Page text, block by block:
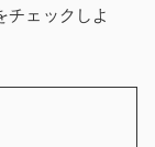
チェックしよ